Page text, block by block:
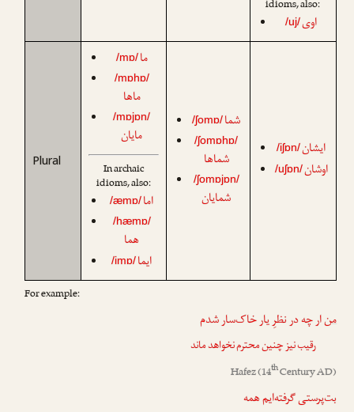
idioms, also:
/uj/اوی
Plural
/mɒ/ما
/mɒhɒ/
ماها
/mɒjɒn/
مایان
In archaic
idioms, also:
/æmɒ/اما
/hæmɒ/
هما
/imɒ/ایما
/ʃomɒ/شما
/ʃomɒhɒ/
شماها
/ʃomɒjɒn/
شمایان
/iʃɒn/ایشان
/uʃɒn/اوشان
For example:
منار چه در نظرِ یار خاک‌سار شدم
رقیب نیز چنین محترم نخواهد ماند
Hafez(14thCentury AD)
بت‌پرستی گرفته‌ایم همه